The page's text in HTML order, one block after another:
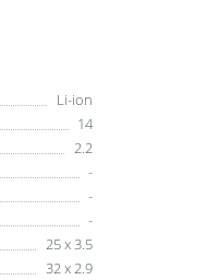
Li-ion
14
2.2
-
-
-
25 x 3.5
32 x 2.9